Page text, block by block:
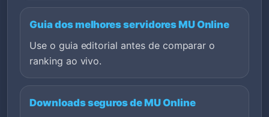
Guia dos melhores servidores MU Online
Use o guia editorial antes de comparar o
ranking ao vivo.
Downloads seguros de MU Online